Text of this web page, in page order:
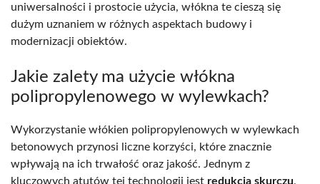
uniwersalności i prostocie użycia, włókna te cieszą się
dużym uznaniem w różnych aspektach budowy i
modernizacji obiektów.
Jakie zalety ma użycie włókna
polipropylenowego w wylewkach?
Wykorzystanie włókien polipropylenowych w wylewkach
betonowych przynosi liczne korzyści, które znacznie
wpływają na ich trwałość oraz jakość. Jednym z
kluczowych atutów tej technologii jest redukcja skurczu,